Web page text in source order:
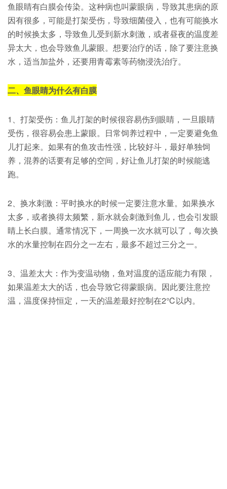
鱼眼睛有白膜会传染。这种病也叫蒙眼病，导致其患病的原
因有很多，可能是打架受伤，导致细菌侵入，也有可能换水
的时候换太多，导致鱼儿受到新水刺激，或者昼夜的温度差
异太大，也会导致鱼儿蒙眼。想要治疗的话，除了要注意换
水，适当加盐外，还要用青霉素等药物浸洗治疗。
二、鱼眼睛为什么有白膜
1、打架受伤：鱼儿打架的时候很容易伤到眼睛，一旦眼睛
受伤，很容易会患上蒙眼。日常饲养过程中，一定要避免鱼
儿打起来。如果有的鱼攻击性强，比较好斗，最好单独饲
养，混养的话要有足够的空间，好让鱼儿打架的时候能逃
跑。
2、换水刺激：平时换水的时候一定要注意水量。如果换水
太多，或者换得太频繁，新水就会刺激到鱼儿，也会引发眼
睛上长白膜。通常情况下，一周换一次水就可以了，每次换
水的水量控制在四分之一左右，最多不超过三分之一。
3、温差太大：作为变温动物，鱼对温度的适应能力有限，
如果温差太大的话，也会导致它得蒙眼病。因此要注意控
温，温度保持恒定，一天的温差最好控制在2℃以内。